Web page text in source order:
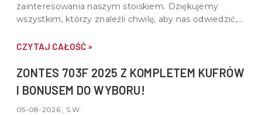
zainteresowania naszym stoiskiem. Dziękujemy
wszystkim, którzy znaleźli chwilę, aby nas odwiedzić,
do motoryzacji.
CZYTAJ CAŁOŚĆ »
ZONTES 703F 2025 Z KOMPLETEM KUFRÓW
I BONUSEM DO WYBORU!
05-08-2026 , S.W.